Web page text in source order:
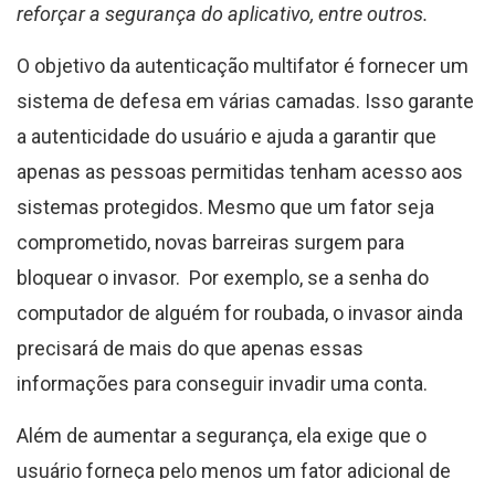
reforçar a segurança do aplicativo, entre outros.
O objetivo da autenticação multifator é fornecer um
sistema de defesa em várias camadas. Isso garante
a autenticidade do usuário e ajuda a garantir que
apenas as pessoas permitidas tenham acesso aos
sistemas protegidos. Mesmo que um fator seja
comprometido, novas barreiras surgem para
bloquear o invasor. Por exemplo, se a senha do
computador de alguém for roubada, o invasor ainda
precisará de mais do que apenas essas
informações para conseguir invadir uma conta.
Além de aumentar a segurança, ela exige que o
usuário forneça pelo menos um fator adicional de